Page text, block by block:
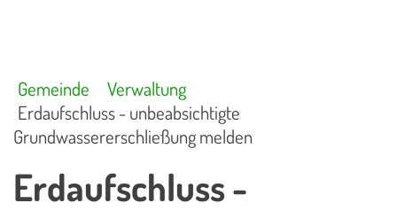
Gemeinde
Verwaltung
Erdaufschluss - unbeabsichtigte
Grundwassererschließung melden
Erdaufschluss -